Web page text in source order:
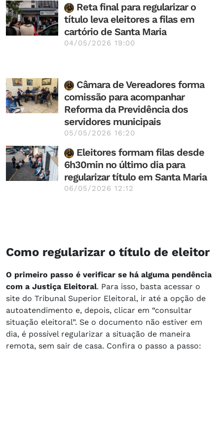
Reta final para regularizar o
título leva eleitores a filas em
cartório de Santa Maria
04/05/2026 19:00
Câmara de Vereadores forma
comissão para acompanhar
Reforma da Previdência dos
servidores municipais
05/05/2026 16:20
Eleitores formam filas desde
6h30min no último dia para
regularizar título em Santa Maria
06/05/2026 12:12
Como regularizar o título de eleitor
O primeiro passo é verificar se há alguma pendência
com a Justiça Eleitoral. Para isso, basta acessar o
site do Tribunal Superior Eleitoral, ir até a opção de
autoatendimento e, depois, clicar em “consultar
situação eleitoral”. Se o documento não estiver em
dia, é possível regularizar a situação de maneira
remota, sem sair de casa. Confira o passo a passo: